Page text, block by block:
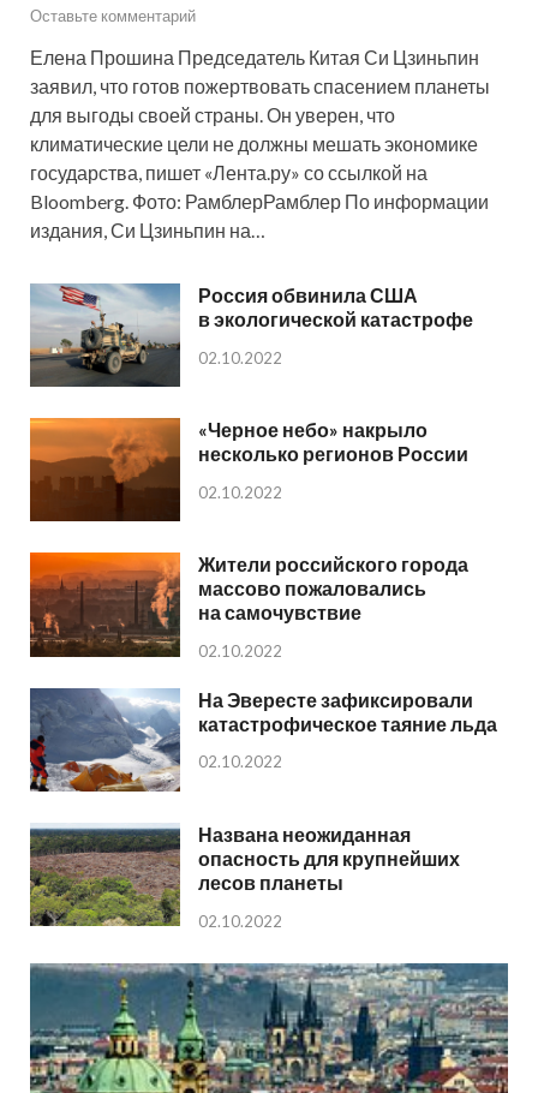
Оставьте комментарий
Елена Прошина Председатель Китая Си Цзиньпин
заявил, что готов пожертвовать спасением планеты
для выгоды своей страны. Он уверен, что
климатические цели не должны мешать экономике
государства, пишет «Лента.ру» со ссылкой на
Bloomberg. Фото: РамблерРамблер По информации
издания, Си Цзиньпин на…
Россия обвинила США
в экологической катастрофе
02.10.2022
«Черное небо» накрыло
несколько регионов России
02.10.2022
Жители российского города
массово пожаловались
на самочувствие
02.10.2022
На Эвересте зафиксировали
катастрофическое таяние льда
02.10.2022
Названа неожиданная
опасность для крупнейших
лесов планеты
02.10.2022